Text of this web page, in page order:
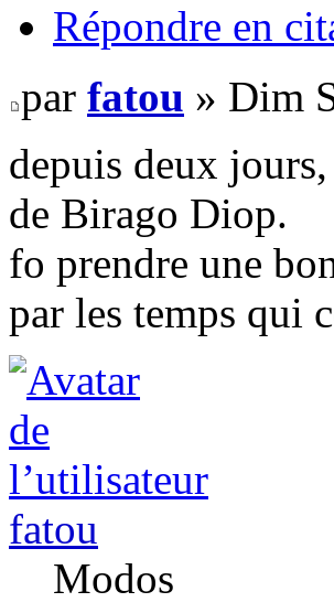
Répondre en
par fatou » Dim
depuis deux
de Birago Diop.
fo prendre une
par les temps qui
fatou
Modos